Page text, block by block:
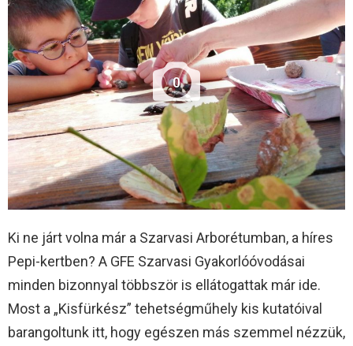
0
Ki ne járt volna már a Szarvasi Arborétumban, a híres
Pepi-kertben? A GFE Szarvasi Gyakorlóóvodásai
minden bizonnyal többször is ellátogattak már ide.
Most a „Kisfürkész” tehetségműhely kis kutatóival
barangoltunk itt, hogy egészen más szemmel nézzük,